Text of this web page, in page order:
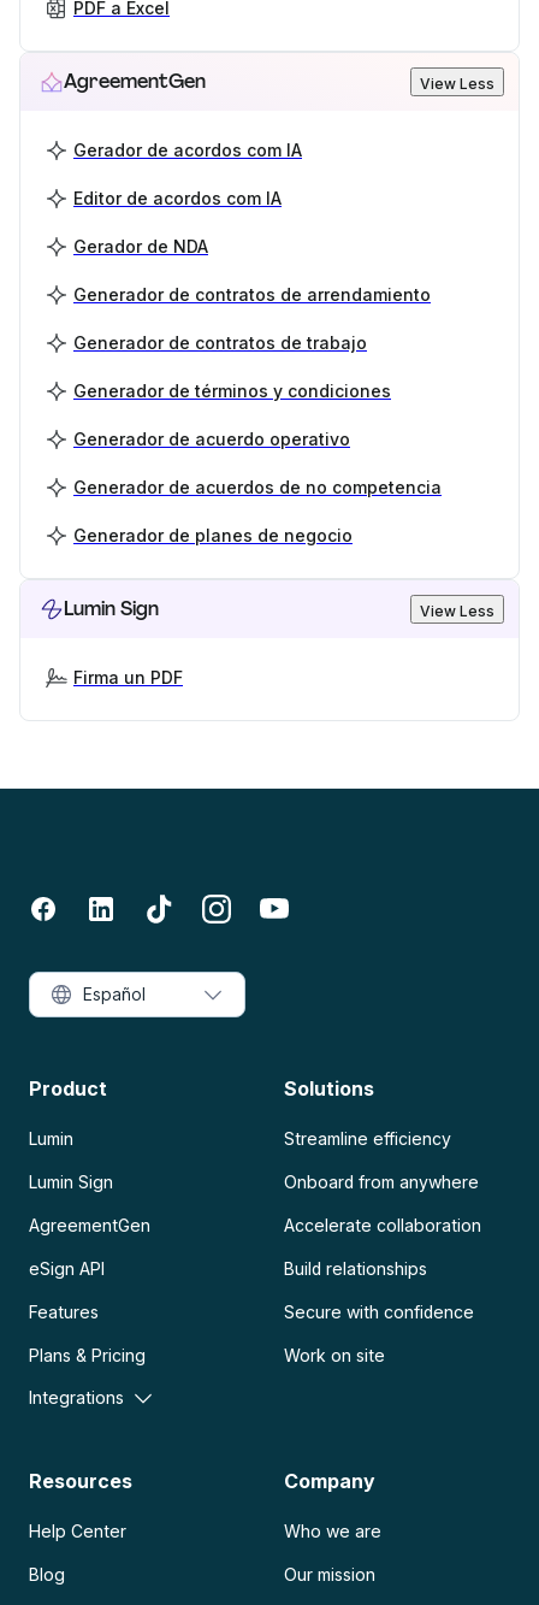
PDF a Excel
AgreementGen View Less
Gerador de acordos com IA
Editor de acordos com IA
Gerador de NDA
Generador de contratos de arrendamiento
Generador de contratos de trabajo
Generador de términos y condiciones
Generador de acuerdo operativo
Generador de acuerdos de no competencia
Generador de planes de negocio
Lumin Sign View Less
Firma un PDF
Product
Lumin
Lumin Sign
AgreementGen
eSign API
Features
Plans & Pricing
Integrations
Solutions
Streamline efficiency
Onboard from anywhere
Accelerate collaboration
Build relationships
Secure with confidence
Work on site
Resources
Help Center
Blog
Company
Who we are
Our mission
Español